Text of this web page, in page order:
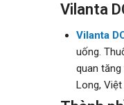
Vilanta
Vilanta
uống.
quan
Long, Việt